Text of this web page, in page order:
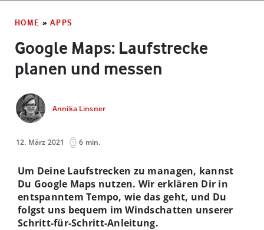
HOME » APPS
Google Maps: Laufstrecke
planen und messen
Annika Linsner
12. März 2021 6 min.
Um Deine Laufstrecken zu managen, kannst
Du Google Maps nutzen. Wir erklären Dir in
entspanntem Tempo, wie das geht, und Du
folgst uns bequem im Windschatten unserer
Schritt-für-Schritt-Anleitung.